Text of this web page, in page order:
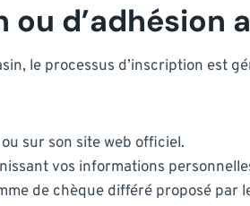
d’adhésion
le processus d’inscription est
sur son site web officiel.
vos informations
de chèque différé proposé par